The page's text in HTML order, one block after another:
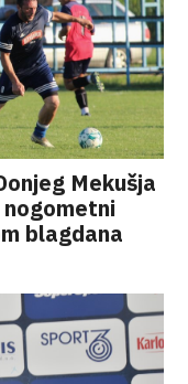
Mekušja
blagdana